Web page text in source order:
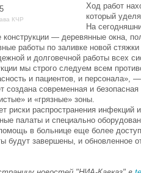
КЧР
Ход работ
который
На
— деревянные окна,
работы по заливке новой
и долговечной работы всех
мы строго следуем всем
и пациентов, и
создана современная и
и «грязные» зоны.
риски распространения инфекций
палаты и специально
в больнице еще более
будут завершены, и обновленное